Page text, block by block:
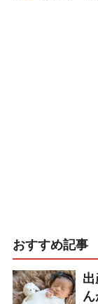
おすすめ記事